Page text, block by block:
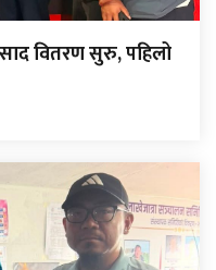
वितरण सुरु, पहिलो